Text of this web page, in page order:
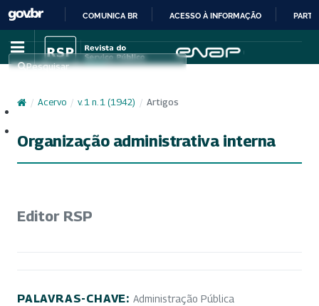
IR
PARA
CONTEÚDO
COMUNICA BR ACESSO À INFORMAÇÃO
Pesquisar
/ Acervo / v. 1 n. 1 (1942) / Artigos
Organização administrativa interna
Editor RSP
PALAVRAS-CHAVE: Administração Pública